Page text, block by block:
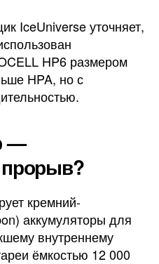
IceUniverse уточняет,
HP6 размером
HPA, но с
—
кремний-
аккумуляторы для
внутреннему
ёмкостью 12 000